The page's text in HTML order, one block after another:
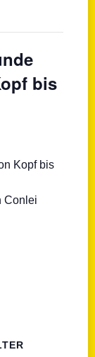
bis
Kopf bis
Conlei